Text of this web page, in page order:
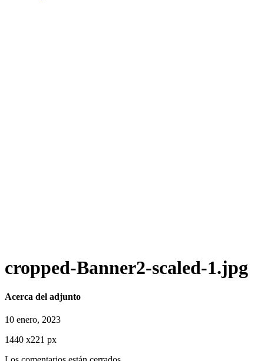
cropped-Banner2-scaled-1.jpg
Acerca del adjunto
10 enero, 2023
1440 x221 px